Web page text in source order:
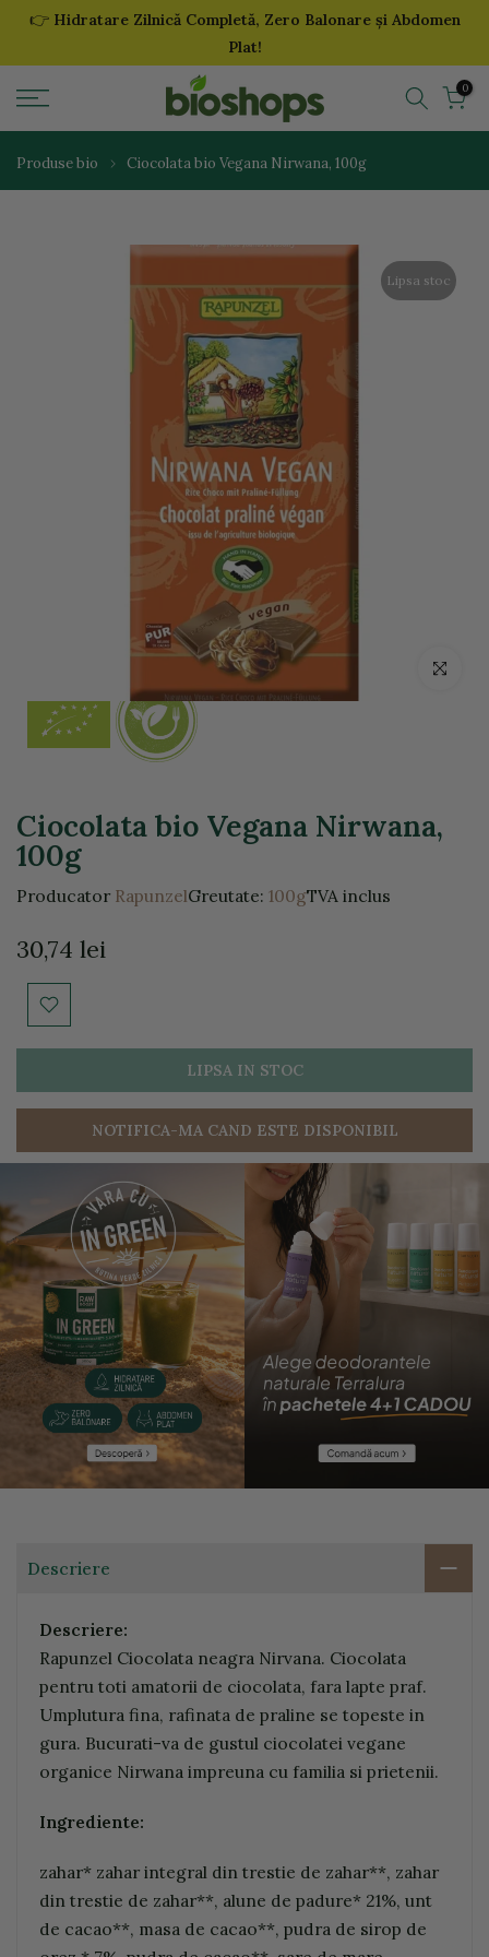
Sari
👉 Hidratare Zilnică Completă, Zero Balonare și Abdomen
Plat!
0
Produse bio Ciocolata bio Vegana Nirwana, 100g
Lipsa stoc
Click
Ciocolata bio Vegana Nirwana,
100g
Producator RapunzelGreutate: 100gTVA inclus
30,74 lei
LIPSA IN STOC
NOTIFICA-MA CAND ESTE DISPONIBIL
Descriere
Descriere:
Rapunzel Ciocolata neagra Nirvana. Ciocolata
pentru toti amatorii de ciocolata, fara lapte praf.
Umplutura fina, rafinata de praline se topeste in
gura. Bucurati-va de gustul ciocolatei vegane
organice Nirwana impreuna cu familia si prietenii.
Ingrediente:
zahar* zahar integral din trestie de zahar**, zahar
din trestie de zahar**, alune de padure* 21%, unt
de cacao**, masa de cacao**, pudra de sirop de